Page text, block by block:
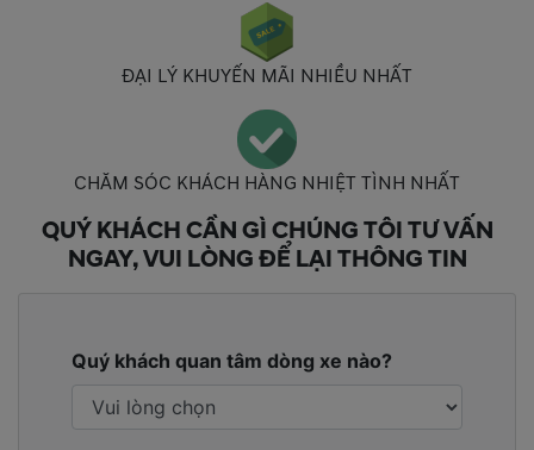
ĐẠI LÝ KHUYẾN MÃI NHIỀU NHẤT
CHĂM SÓC KHÁCH HÀNG NHIỆT TÌNH NHẤT
QUÝ KHÁCH CẦN GÌ CHÚNG TÔI TƯ VẤN
NGAY, VUI LÒNG ĐỂ LẠI THÔNG TIN
Quý khách quan tâm dòng xe nào?